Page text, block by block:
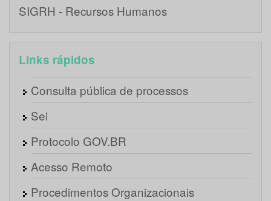
SIGRH - Recursos Humanos
Links rápidos
Consulta pública de processos
Sei
Protocolo GOV.BR
Acesso Remoto
Procedimentos Organizacionais